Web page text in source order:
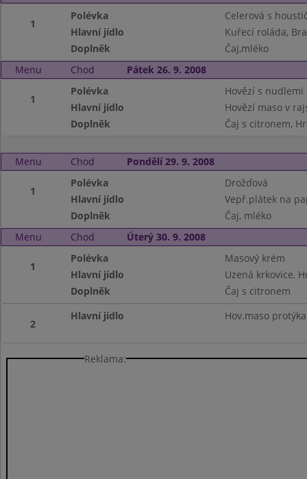
1
Polévka
Celerová s
Hlavní jídlo
Kuřecí roláda,
Doplněk
Čaj,mléko
Menu
Chod Pátek 26. 9. 2008
1
Polévka
Hovězí s nudlemi
Hlavní jídlo
Hovězí maso v
Doplněk
Čaj s citronem,
Menu Chod Pondělí 29. 9. 2008
1
Polévka
Drožďová
Hlavní jídlo
Vepř.plátek na
Doplněk
Čaj, mléko
Menu
Chod Úterý 30. 9. 2008
1
Polévka
Masový krém
Hlavní jídlo
Uzená krkovice,
Doplněk
Čaj s citronem
2
Hlavní jídlo Hov.maso
Reklama: